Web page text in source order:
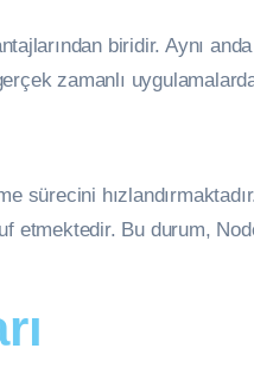
biridir. Aynı
zamanlı
sürecini
etmektedir. Bu durum,